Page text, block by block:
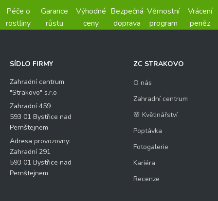
Péče o
rostliny
Garance
růstu
Výhodné
ceny
Bezpečná
doprava
Věrnostní
program
Vrácení
peněz
SÍDLO FIRMY
Zahradní centrum
"Strakovo" s.r.o
Zahradní 459
593 01 Bystřice nad
Pernštejnem
Adresa provozovny:
Zahradní 291
593 01 Bystřice nad
Pernštejnem
ZC STRAKOVO
O nás
Zahradní centrum
🌸 Květinářství
Poptávka
Fotogalerie
Kariéra
Recenze